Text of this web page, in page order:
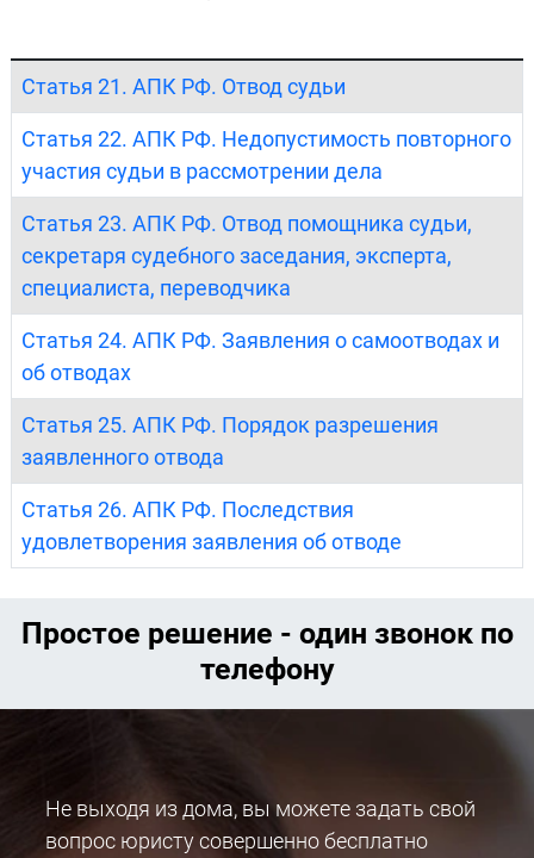
Статья 21. АПК РФ. Отвод судьи
Статья 22. АПК РФ. Недопустимость повторного
участия судьи в рассмотрении дела
Статья 23. АПК РФ. Отвод помощника судьи,
секретаря судебного заседания, эксперта,
специалиста, переводчика
Статья 24. АПК РФ. Заявления о самоотводах и
об отводах
Статья 25. АПК РФ. Порядок разрешения
заявленного отвода
Статья 26. АПК РФ. Последствия
удовлетворения заявления об отводе
Простое решение - один звонок по
телефону
Не выходя из дома, вы можете задать свой
вопрос юристу совершенно бесплатно